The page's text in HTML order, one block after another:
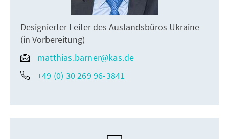
Designierter Leiter des Auslandsbüros Ukraine
(in Vorbereitung)
matthias.barner@kas.de
+49 (0) 30 269 96-3841